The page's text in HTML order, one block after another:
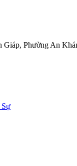
Phường An
Sự